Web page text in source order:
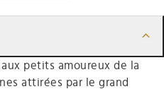
petits amoureux de la
attirées par le grand